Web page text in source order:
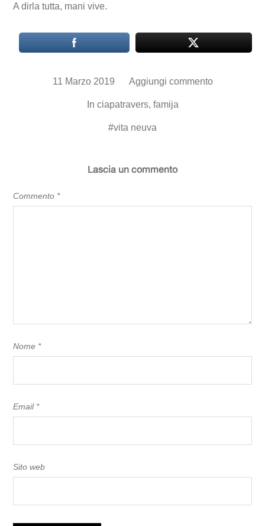
A dirla tutta, mani vive.
11 Marzo 2019 Aggiungi commento
In ciapatravers, famija
#vita neuva
Lascia un commento
Commento *
Nome *
Email *
Sito web